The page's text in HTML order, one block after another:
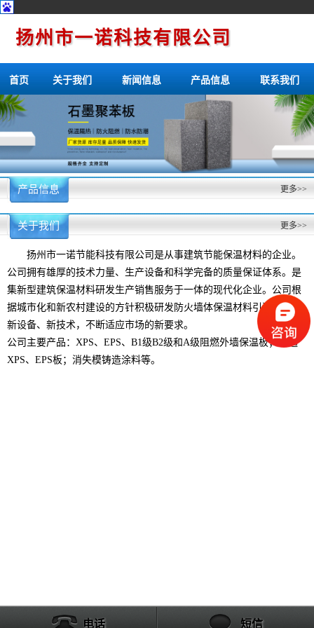
扬州市一诺科技有限公司
首页 关于我们 新闻信息 产品信息 联系我们
产品信息 更多>>
更多>>
关于我们
扬州市一诺节能科技有限公司是从事建筑节能保温材料的企业。
公司拥有雄厚的技术力量、生产设备和科学完备的质量保证体系。是
集新型建筑保温材料研发生产销售服务于一体的现代化企业。公司根
据城市化和新农村建设的方针积极研发防火墙体保温材料引进和消化
新设备、新技术，不断适应市场的新要求。
公司主要产品：XPS、EPS、B1级B2级和A级阻燃外墙保温板；普通
XPS、EPS板；消失模铸造涂料等。
电话 短信